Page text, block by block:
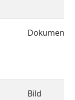
Dokument
Bild